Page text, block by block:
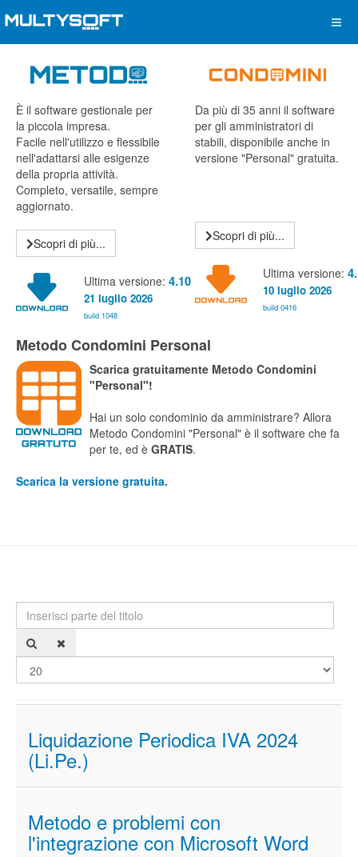
È il software gestionale per
la piccola impresa.
Facile nell'utilizzo e flessibile
nell'adattarsi alle esigenze
della propria attività.
Completo, versatile, sempre
aggiornato.
Scopri di più...
Ultima versione: 4.10
21 luglio 2026
build 1048
Da più di 35 anni il software
per gli amministratori di
stabili, disponibile anche in
versione "Personal" gratuita.
Scopri di più...
Ultima versione:
10 luglio 2026
build 0416
Metodo Condomini Personal
Scarica gratuitamente Metodo Condomini
"Personal"!
Hai un solo condominio da amministrare? Allora
Metodo Condomini "Personal" è il software che fa
per te, ed è GRATIS.
Scarica la versione gratuita.
Inserisci parte del titolo
Liquidazione Periodica IVA 2024
(Li.Pe.)
Metodo e problemi con
l'integrazione con Microsoft Word